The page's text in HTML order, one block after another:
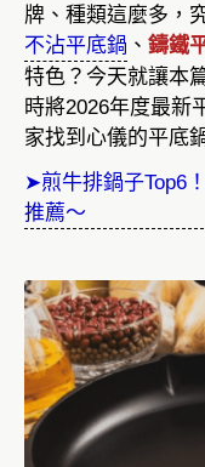
牌、種類這麼多，
不沾平底鍋 、 鑄鐵
特色？今天就讓本
時將2026年度最新
家找到心儀的平底
➤煎牛排鍋子Top6
推薦～